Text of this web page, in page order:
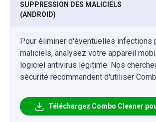
SUPPRESSION DES MALICIELS
(ANDROID)
Pour éliminer d'éventuelles infections
maliciels, analysez votre appareil
logiciel antivirus légitime. Nos
sécurité recommandent d'utiliser
Téléchargez Combo Cleaner